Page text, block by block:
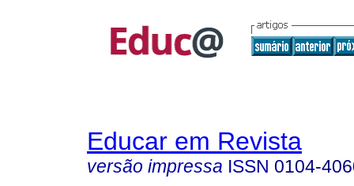
Educar em Revista
versão impressa ISSN 0104-